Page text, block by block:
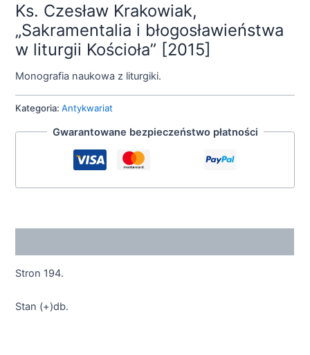
Ks. Czesław Krakowiak,
„Sakramentalia i błogosławieństwa
w liturgii Kościoła” [2015]
Monografia naukowa z liturgiki.
Kategoria:Antykwariat
Gwarantowane bezpieczeństwo płatności
Stron 194.
Stan (+)db.